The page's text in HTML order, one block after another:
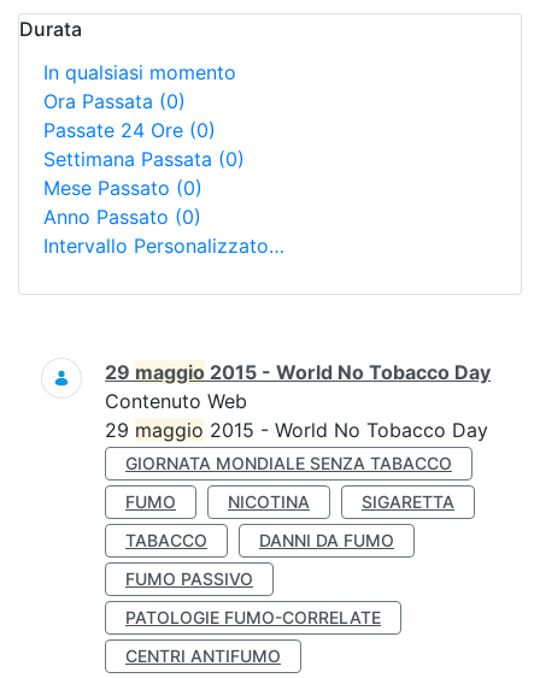
Durata
In qualsiasi momento
Ora Passata (0)
Passate 24 Ore (0)
Settimana Passata (0)
Mese Passato (0)
Anno Passato (0)
Intervallo Personalizzato…
Ricerca
29 maggio 2015 - World No Tobacco Day
Contenuto Web
29 maggio 2015 - World No Tobacco Day
GIORNATA MONDIALE SENZA TABACCO
FUMO
NICOTINA
SIGARETTA
TABACCO
DANNI DA FUMO
FUMO PASSIVO
PATOLOGIE FUMO-CORRELATE
CENTRI ANTIFUMO